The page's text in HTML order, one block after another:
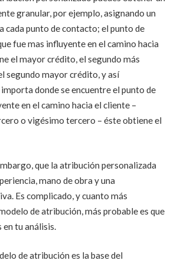
granular, por ejemplo, asignando un
cada punto de contacto; el punto de
fue mas influyente en el camino hacia
el mayor crédito, el segundo más
segundo mayor crédito, y así
donde se encuentre el punto de
en el camino hacia el cliente –
o vigésimo tercero – éste obtiene el
que la atribución personalizada
mano de obra y una
Es complicado, y cuanto más
de atribución, más probable es que
tu análisis.
de atribución es la base del